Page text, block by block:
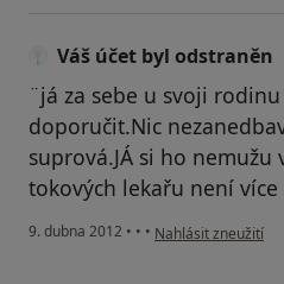
Váš účet byl odstraněn
¨já za sebe u svoji
doporučit.Nic
suprová.JÁ si ho nemužu
tokových lekařu není více
9. dubna 2012 • • • podle názoru
Nahlásit zneužití